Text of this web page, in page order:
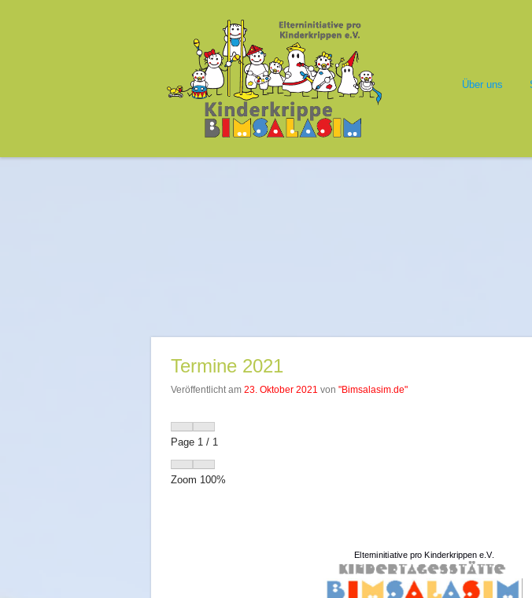
Kinderkrippe Bimsalasim
Über uns
Termine 2021
Veröffentlicht am 23. Oktober 2021 von "Bimsalasim.de"
Page 1 / 1
Zoom 100%